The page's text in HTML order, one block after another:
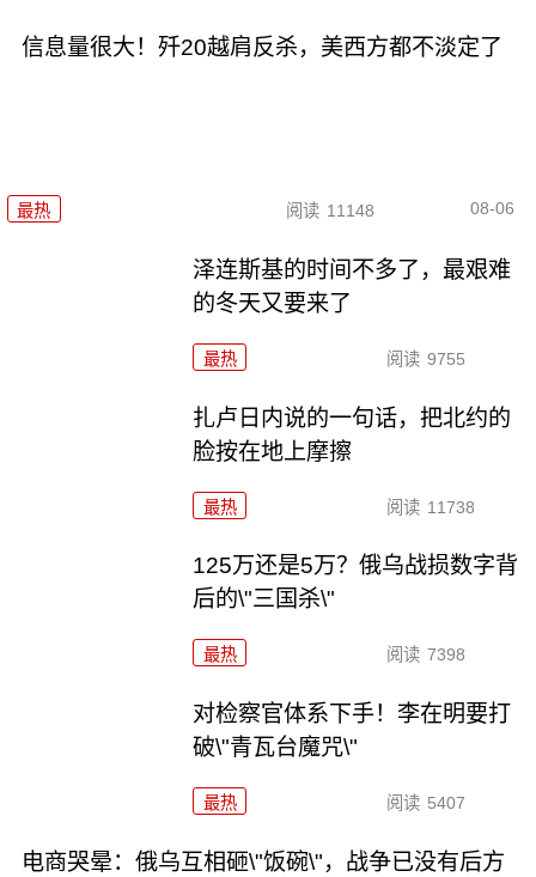
信息量很大！歼20越肩反杀，美西方都不淡定了
最热 阅读 11148 08-06
泽连斯基的时间不多了，最艰难
的冬天又要来了
最热 阅读 9755
扎卢日内说的一句话，把北约的
脸按在地上摩擦
最热 阅读 11738
125万还是5万？俄乌战损数字背
后的\"三国杀\"
最热 阅读 7398
对检察官体系下手！李在明要打
破\"青瓦台魔咒\"
最热 阅读 5407
电商哭晕：俄乌互相砸\"饭碗\"，战争已没有后方